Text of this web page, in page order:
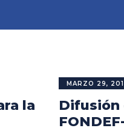
de Colaboración
integrarse a REUNA
la
MARZO 29,
Difusión